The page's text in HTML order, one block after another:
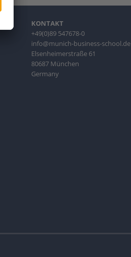
KONTAKT
+49(0)89 547678-0
info@munich-business-school.de
Elsenheimerstraße 61
80687 München
Germany